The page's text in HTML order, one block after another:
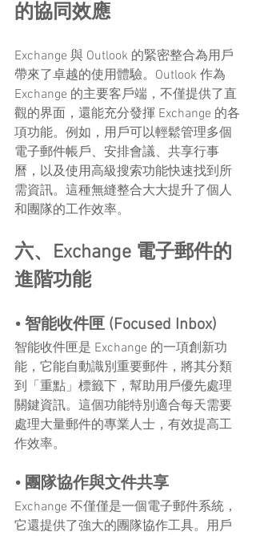
的協同效應
Exchange 與 Outlook 的緊密整合為用戶
帶來了卓越的使用體驗。Outlook 作為
Exchange 的主要客戶端，不僅提供了直
觀的界面，還能充分發揮 Exchange 的各
項功能。例如，用戶可以輕鬆管理多個
電子郵件帳戶、安排會議、共享行事
曆，以及使用高級搜索功能快速找到所
需資訊。這種無縫整合大大提升了個人
和團隊的工作效率。
六、Exchange 電子郵件的
進階功能
• 智能收件匣 (Focused Inbox)
智能收件匣是 Exchange 的一項創新功
能，它能自動識別重要郵件，將其分類
到「重點」標籤下，幫助用戶優先處理
關鍵資訊。這個功能特別適合每天需要
處理大量郵件的專業人士，有效提高工
作效率。
• 團隊協作與文件共享
Exchange 不僅僅是一個電子郵件系統，
它還提供了強大的團隊協作工具。用戶